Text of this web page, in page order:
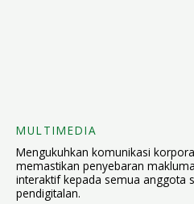
MULTIMEDIA
Mengukuhkan komunikasi
memastikan penyebaran
interaktif kepada semua anggota
pendigitalan.